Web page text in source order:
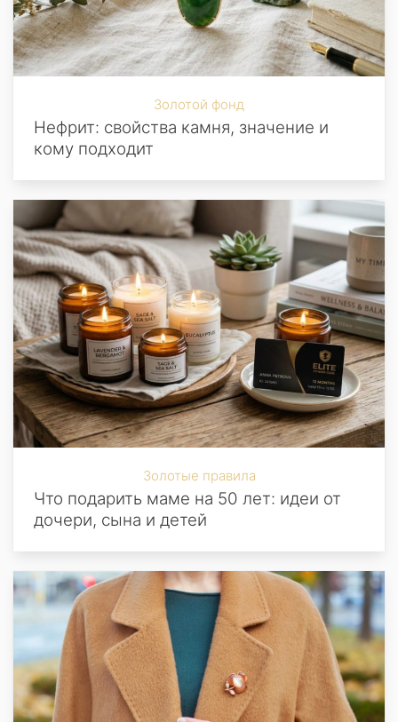
Золотой фонд
Нефрит: свойства камня, значение и
кому подходит
Золотые правила
Что подарить маме на 50 лет: идеи от
дочери, сына и детей